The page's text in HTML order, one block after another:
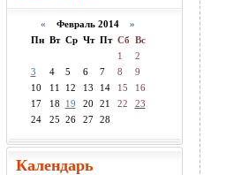
« Февраль 2014 »
Пн Вт Ср Чт Пт Сб Вс
1
2
3
4 5 6 7 8
9
10
11 12 13 14 15
16
17
18 19 20 21 22
23
24
25 26 27 28
Календарь